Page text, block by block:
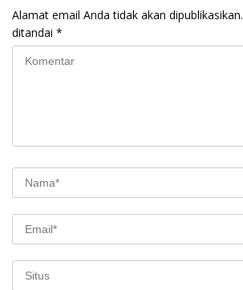
Alamat email Anda tidak akan dipublikasikan.
ditandai *